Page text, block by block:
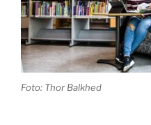
Foto: Thor Balkhed